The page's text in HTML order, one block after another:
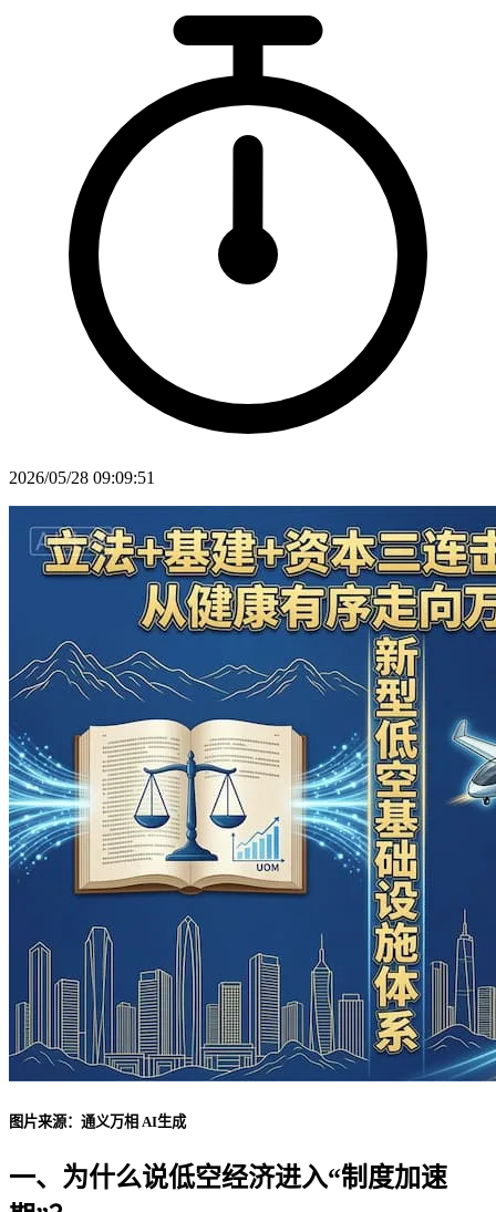
2026/05/28 09:09:51
图片来源：通义万相 AI生成
一、为什么说低空经济进入“制度加速